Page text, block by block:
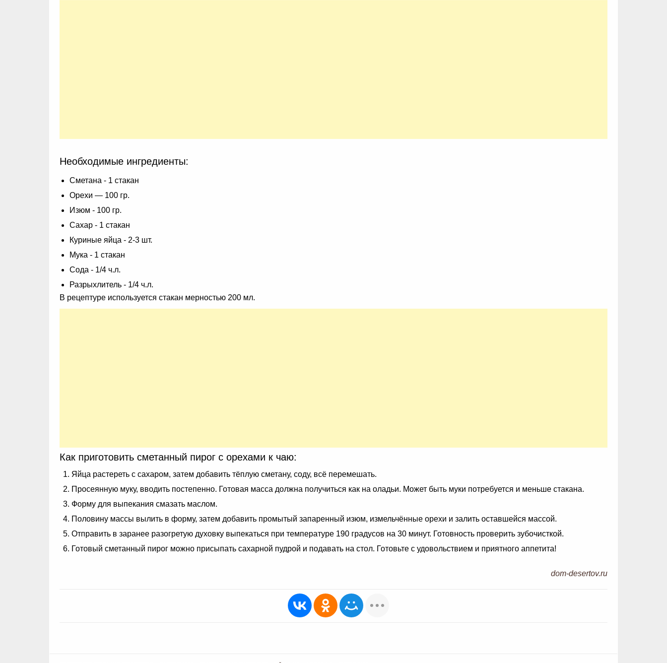
Необходимые ингредиенты:
Сметана - 1 стакан
Орехи — 100 гр.
Изюм - 100 гр.
Сахар - 1 стакан
Куриные яйца - 2-3 шт.
Мука - 1 стакан
Сода - 1/4 ч.л.
Разрыхлитель - 1/4 ч.л.
В рецептуре используется стакан мерностью 200 мл.
Как приготовить сметанный пирог с орехами к чаю:
Яйца растереть с сахаром, затем добавить тёплую сметану, соду, всё перемешать.
Просеянную муку, вводить постепенно. Готовая масса должна получиться как на оладьи. Может быть муки потребуется и меньше стакана.
Форму для выпекания смазать маслом.
Половину массы вылить в форму, затем добавить промытый запаренный изюм, измельчённые орехи и залить оставшейся массой.
Отправить в заранее разогретую духовку выпекаться при температуре 190 градусов на 30 минут. Готовность проверить зубочисткой.
Готовый сметанный пирог можно присыпать сахарной пудрой и подавать на стол. Готовьте с удовольствием и приятного аппетита!
dom-desertov.ru